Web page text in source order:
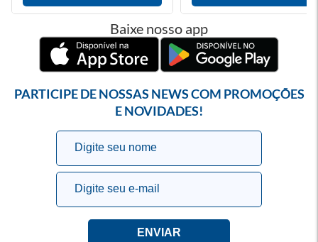
Baixe nosso app
PARTICIPE DE NOSSAS NEWS COM PROMOÇÕES
E NOVIDADES!